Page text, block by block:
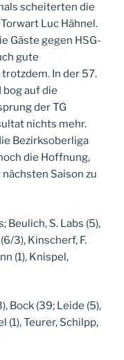
scheiterten die
Luc Hähnel.
Gäste gegen HSG-
gute
In der 57.
bog auf die
der TG
nichts mehr.
Bezirksoberliga
die Hoffnung,
Saison zu
Beulich, S. Labs (5),
3), Kinscherf, F.
(1), Knispel,
Bock (39; Leide (5),
(1), Teurer, Schilpp,